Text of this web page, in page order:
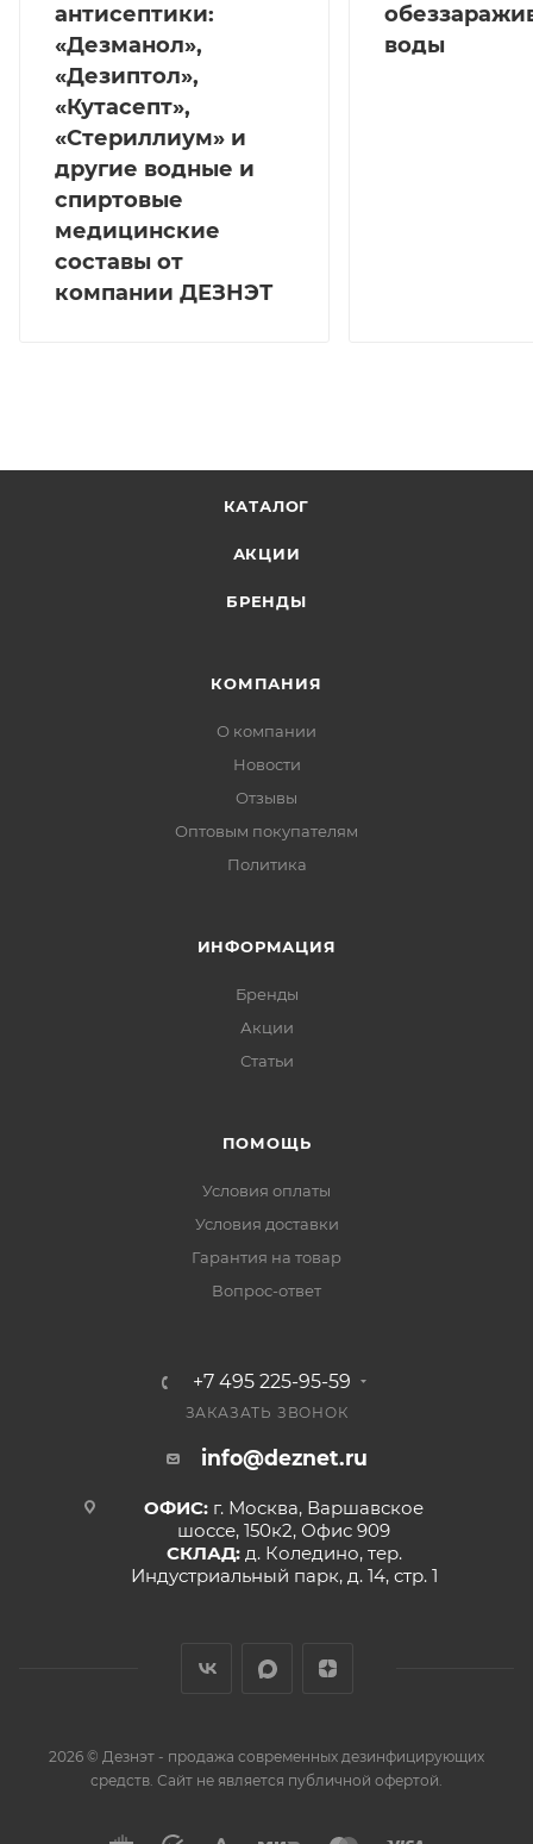
антисептики:
«Дезманол»,
«Дезиптол»,
«Кутасепт»,
«Стериллиум» и
другие водные и
спиртовые
медицинские
составы от
компании ДЕЗНЭТ
воды
КАТАЛОГ
АКЦИИ
БРЕНДЫ
КОМПАНИЯ
О компании
Новости
Отзывы
Оптовым покупателям
Политика
ИНФОРМАЦИЯ
Бренды
Акции
Статьи
ПОМОЩЬ
Условия оплаты
Условия доставки
Гарантия на товар
Вопрос-ответ
+7 495 225-95-59
ЗАКАЗАТЬ ЗВОНОК
info@deznet.ru
ОФИС: г. Москва, Варшавское
шоссе, 150к2, Офис 909
СКЛАД: д. Коледино, тер.
Индустриальный парк, д. 14, стр. 1
2026 © Дезнэт - продажа современных дезинфицирующих
средств. Сайт не является публичной офертой.